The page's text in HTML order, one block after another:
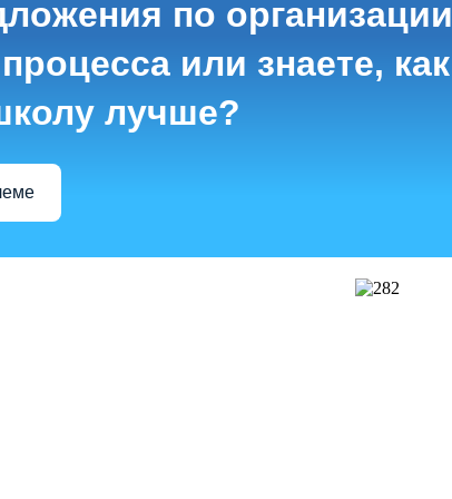
по организации
или знаете, как
лучше?